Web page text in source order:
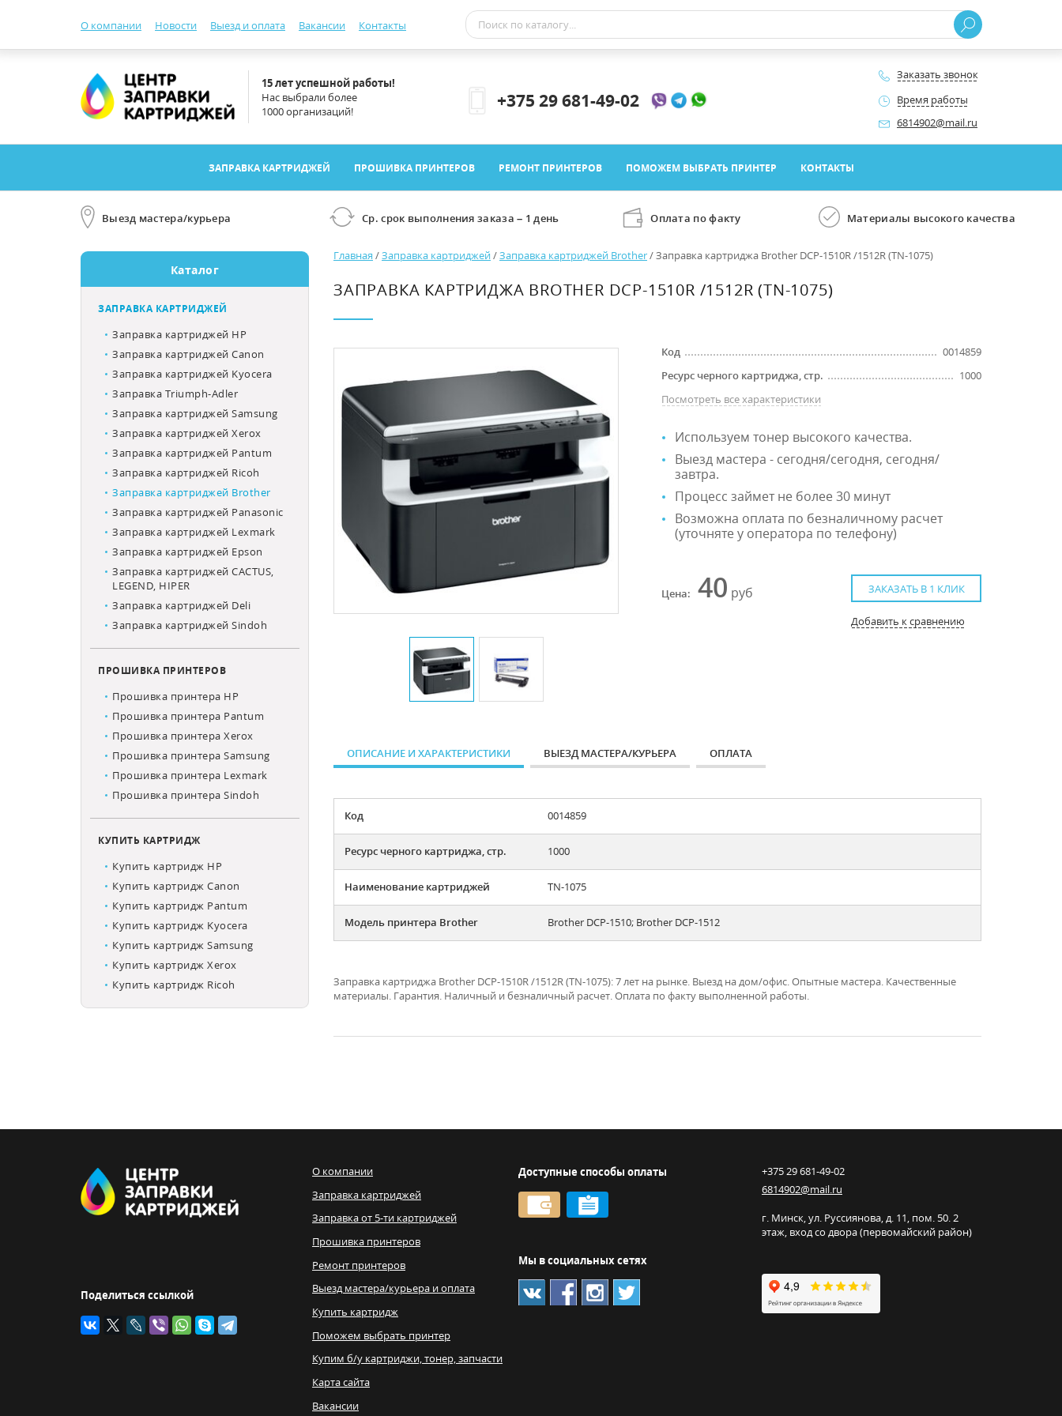
О компании Новости Выезд и оплата Вакансии Контакты
15 лет успешной работы!
Нас выбрали более
1000 организаций!
+375 29 681-49-02
Заказать звонок
Время работы
6814902@mail.ru
ЗАПРАВКА КАРТРИДЖЕЙ ПРОШИВКА ПРИНТЕРОВ РЕМОНТ ПРИНТЕРОВ ПОМОЖЕМ ВЫБРАТЬ ПРИНТЕР КОНТАКТЫ
Выезд мастера/курьера Ср. срок выполнения заказа – 1 день Оплата по факту Материалы высокого качества
Каталог
ЗАПРАВКА КАРТРИДЖЕЙ
Заправка картриджей HP
Заправка картриджей Canon
Заправка картриджей Kyocera
Заправка Triumph-Adler
Заправка картриджей Samsung
Заправка картриджей Xerox
Заправка картриджей Pantum
Заправка картриджей Ricoh
Заправка картриджей Brother
Заправка картриджей Panasonic
Заправка картриджей Lexmark
Заправка картриджей Epson
Заправка картриджей CACTUS,
LEGEND, HIPER
Заправка картриджей Deli
Заправка картриджей Sindoh
ПРОШИВКА ПРИНТЕРОВ
Прошивка принтера HP
Прошивка принтера Pantum
Прошивка принтера Xerox
Прошивка принтера Samsung
Прошивка принтера Lexmark
Прошивка принтера Sindoh
КУПИТЬ КАРТРИДЖ
Купить картридж HP
Купить картридж Canon
Купить картридж Pantum
Купить картридж Kyocera
Купить картридж Samsung
Купить картридж Xerox
Купить картридж Ricoh
Главная /Заправка картриджей/Заправка картриджей Brother/Заправка картриджа Brother DCP-1510R /1512R (TN-1075)
ЗАПРАВКА КАРТРИДЖА BROTHER DCP-1510R /1512R (TN-1075)
Код
0014859
Ресурс черного картриджа, стр.
1000
Посмотреть все характеристики
Используем тонер высокого качества.
Выезд мастера - сегодня/сегодня, сегодня/
завтра.
Процесс займет не более 30 минут
Возможна оплата по безналичному расчет
(уточняте у оператора по телефону)
Цена: 40 руб ЗАКАЗАТЬ В 1 КЛИК
Добавить к сравнению
ОПИСАНИЕ И ХАРАКТЕРИСТИКИ ВЫЕЗД МАСТЕРА/КУРЬЕРА ОПЛАТА
Код 0014859
Ресурс черного картриджа, стр. 1000
Наименование картриджей TN-1075
Модель принтера Brother Brother DCP-1510; Brother DCP-1512
Заправка картриджа Brother DCP-1510R /1512R (TN-1075): 7 лет на рынке. Выезд на дом/офис. Опытные мастера. Качественные
материалы. Гарантия. Наличный и безналичный расчет. Оплата по факту выполненной работы.
Поделиться ссылкой
О компании
Заправка картриджей
Заправка от 5-ти картриджей
Прошивка принтеров
Ремонт принтеров
Выезд мастера/курьера и оплата
Купить картридж
Поможем выбрать принтер
Купим б/у картриджи, тонер, запчасти
Карта сайта
Вакансии
Доступные способы оплаты
Мы в социальных сетях
+375 29 681-49-02
6814902@mail.ru
г. Минск,ул. Руссиянова, д. 11, пом. 50. 2
этаж, вход со двора (первомайский район)